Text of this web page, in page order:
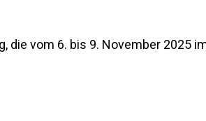
die vom 6. bis 9. November 2025